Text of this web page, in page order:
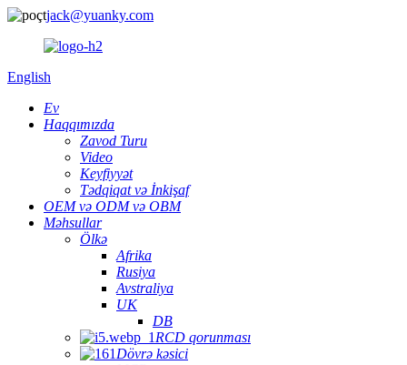
jack@yuanky.com
English
Ev
Haqqımızda
Zavod Turu
Video
Keyfiyyət
Tədqiqat və İnkişaf
OEM və ODM və OBM
Məhsullar
Ölkə
Afrika
Rusiya
Avstraliya
UK
DB
RCD qorunması
Dövrə kəsici